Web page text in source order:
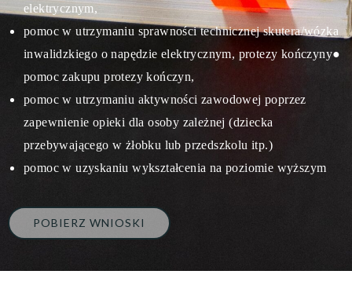
elektrycznym,
pomoc w utrzymaniu sprawności technicznej skutera/wózka
inwalidzkiego o napędzie elektrycznym, protezy kończyny●
pomoc zakupu protezy kończyn,
pomoc w utrzymaniu aktywności zawodowej poprzez
zapewnienie opieki dla osoby zależnej (dziecka
przebywającego w żłobku lub przedszkolu itp.)
pomoc w uzyskaniu wykształcenia na poziomie wyższym
POBIERZ WNIOSKI